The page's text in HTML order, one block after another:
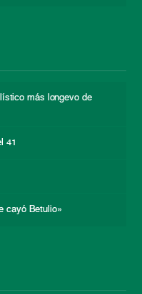
más longevo de
41
cayó Betulio»